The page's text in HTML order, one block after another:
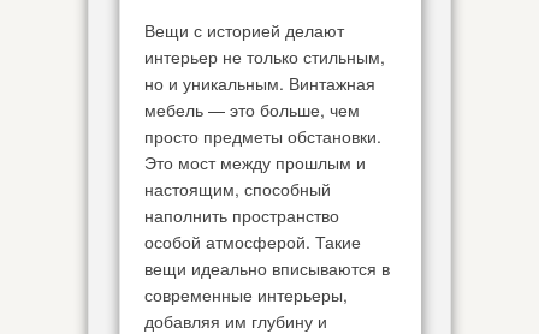
Вещи с историей делают
интерьер не только стильным,
но и уникальным. Винтажная
мебель — это больше, чем
просто предметы обстановки.
Это мост между прошлым и
настоящим, способный
наполнить пространство
особой атмосферой. Такие
вещи идеально вписываются в
современные интерьеры,
добавляя им глубину и